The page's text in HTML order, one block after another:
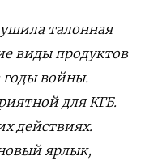
талонная
виды продуктов
годы войны.
для КГБ.
действиях.
ярлык,